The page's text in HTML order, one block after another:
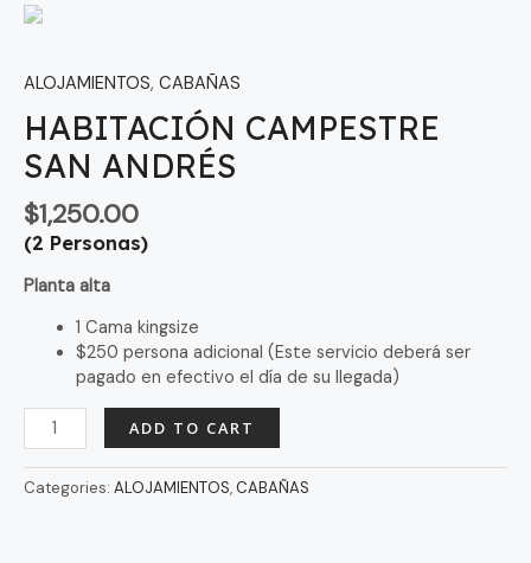
ALOJAMIENTOS, CABAÑAS
HABITACIÓN CAMPESTRE
SAN ANDRÉS
$1,250.00
(2 Personas)
Planta alta
1 Cama kingsize
$250 persona adicional (Este servicio deberá ser
pagado en efectivo el día de su llegada)
ADD TO CART
Categories: ALOJAMIENTOS,CABAÑAS